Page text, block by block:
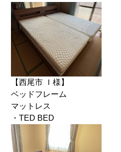
【西尾市 Ｉ様】
ベッドフレーム
マットレス
・TED BED